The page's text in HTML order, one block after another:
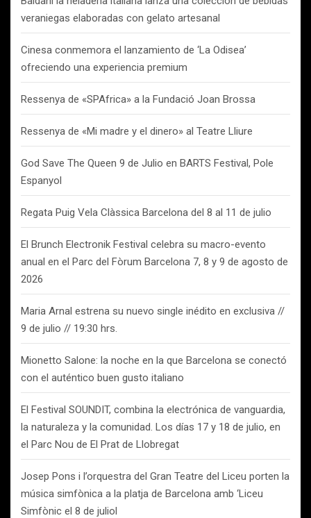
veraniegas elaboradas con gelato artesanal
Cinesa conmemora el lanzamiento de ‘La Odisea’
ofreciendo una experiencia premium
Ressenya de «SPAfrica» a la Fundació Joan Brossa
Ressenya de «Mi madre y el dinero» al Teatre Lliure
God Save The Queen 9 de Julio en BARTS Festival, Pole
Espanyol
Regata Puig Vela Clàssica Barcelona del 8 al 11 de julio
El Brunch Electronik Festival celebra su macro-evento
anual en el Parc del Fòrum Barcelona 7, 8 y 9 de agosto de
2026
Maria Arnal estrena su nuevo single inédito en exclusiva //
9 de julio // 19:30 hrs.
Mionetto Salone: la noche en la que Barcelona se conectó
con el auténtico buen gusto italiano
El Festival SOUNDIT, combina la electrónica de vanguardia,
la naturaleza y la comunidad. Los días 17 y 18 de julio, en
el Parc Nou de El Prat de Llobregat
Josep Pons i l’orquestra del Gran Teatre del Liceu porten la
música simfònica a la platja de Barcelona amb ‘Liceu
Simfònic el 8 de juliol